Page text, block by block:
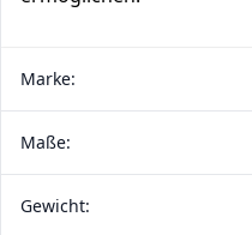
Marke:
Maße:
Gewicht: